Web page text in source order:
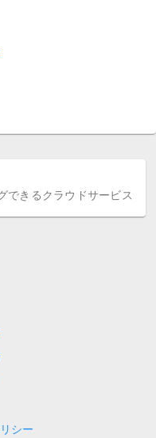
できるクラウドサービス
シー